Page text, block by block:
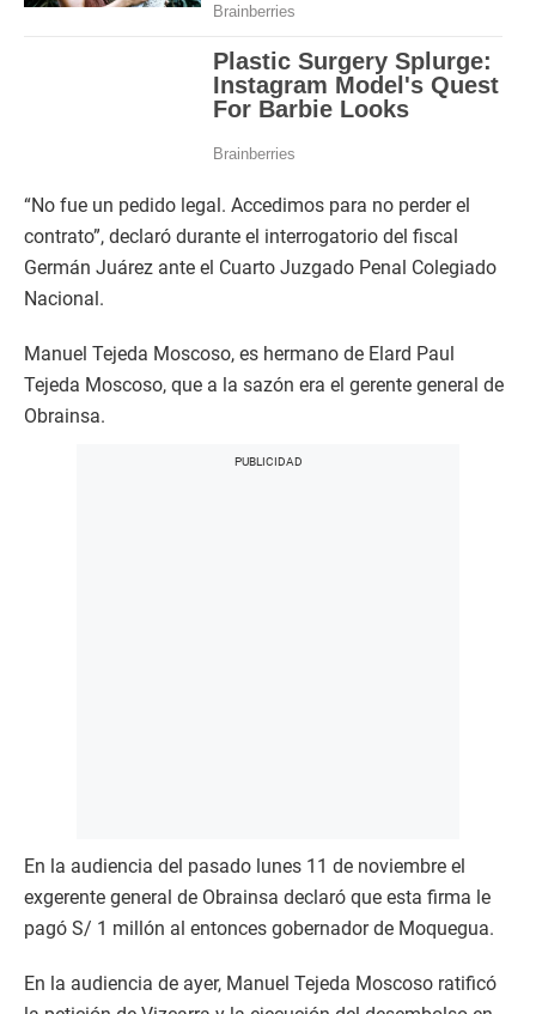
“No fue un pedido legal. Accedimos para no perder el
contrato”, declaró durante el interrogatorio del fiscal
Germán Juárez ante el Cuarto Juzgado Penal Colegiado
Nacional.
Manuel Tejeda Moscoso, es hermano de Elard Paul
Tejeda Moscoso, que a la sazón era el gerente general de
Obrainsa.
En la audiencia del pasado lunes 11 de noviembre el
exgerente general de Obrainsa declaró que esta firma le
pagó S/ 1 millón al entonces gobernador de Moquegua.
En la audiencia de ayer, Manuel Tejeda Moscoso ratificó